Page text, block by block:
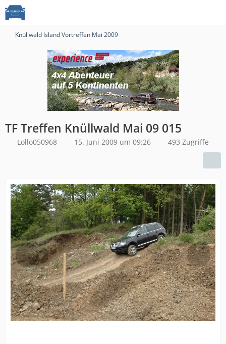
Knüllwald Island Vortreffen Mai 2009
TF Treffen Knüllwald Mai 09 015
Lollo050968 15. Juni 2009 um 09:26 493 Zugriffe